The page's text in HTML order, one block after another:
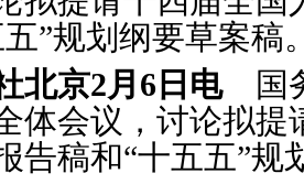
”规划纲要草案稿
北京2月6日电国务
体会议，讨论拟
告稿和“十五五”规